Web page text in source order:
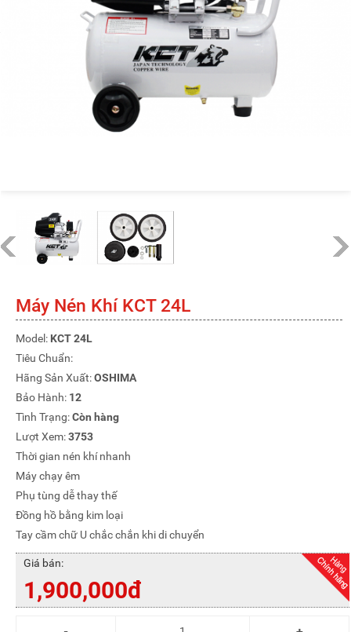
Máy Nén Khí KCT 24L
Model: KCT 24L
Tiêu Chuẩn:
Hãng Sản Xuất:OSHIMA
Bảo Hành: 12
Tình Trạng:Còn hàng
Lượt Xem:3753
Thời gian nén khí nhanh
Máy chạy êm
Phụ tùng dễ thay thế
Đồng hồ bằng kim loại
Tay cầm chữ U chắc chắn khi di chuyển
Giá bán:
1,900,000đ